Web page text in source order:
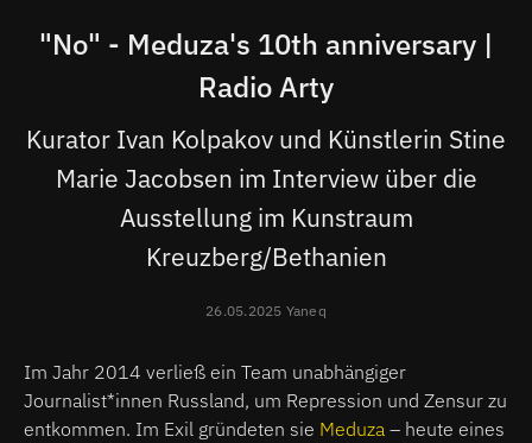
"No" - Meduza's 10th anniversary |
Radio Arty
Kurator Ivan Kolpakov und Künstlerin Stine
Marie Jacobsen im Interview über die
Ausstellung im Kunstraum
Kreuzberg/Bethanien
26.05.2025 Yaneq
Im Jahr 2014 verließ ein Team unabhängiger
Journalist*innen Russland, um Repression und Zensur zu
entkommen. Im Exil gründeten sie Meduza – heute eines